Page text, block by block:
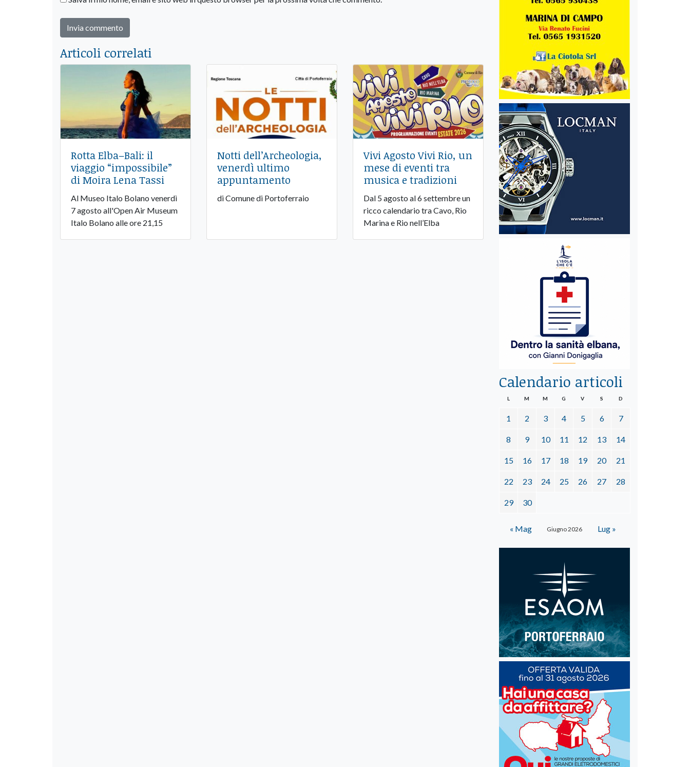
Articoli correlati
Rotta Elba–Bali: il
viaggio “impossibile”
di Moira Lena Tassi
Al Museo Italo Bolano venerdì
7 agosto all'Open Air Museum
Italo Bolano alle ore 21,15
Notti dell’Archeologia,
venerdì ultimo
appuntamento
di Comune di Portoferraio
Vivi Agosto Vivi Rio, un
mese di eventi tra
musica e tradizioni
Dal 5 agosto al 6 settembre un
ricco calendario tra Cavo, Rio
Marina e Rio nell’Elba
Calendario articoli
Giugno 2026
L M M G V S D
1 2 3 4 5 6 7
8 9 10 11 12 13 14
15 16 17 18 19 20 21
22 23 24 25 26 27 28
29 30
« Mag Lug »